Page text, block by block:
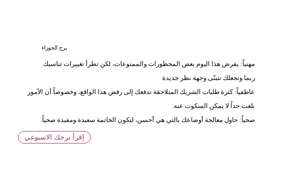
برج الجوزاء
مهنياً: يفرض هذا اليوم بعض المحظورات والممنوعات، لكن تطرأ تغييرات تناسبك
ربما وتجعلك تتبنّى وجهة نظر جديدة.
عاطفياً: كثرة طلبات الشريك المتلاحقة تدفعك إلى رفض هذا الواقع، وخصوصاً أن الأمور
بلغت حداً لا يمكن السكوت عنه.
صحياً: حاول معالجة أوضاعك بالتي هي أحسن، لتكون الخاتمة سعيدة ومفيدة صحياً.
إقرأ برجك الاسبوعي